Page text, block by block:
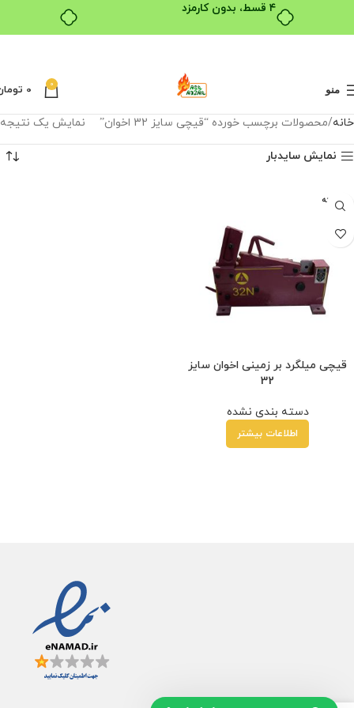
۴ قسط، بدون کارمزد
منو
0
0
خانه محصولات برچسب خورده “قیچی سایز 32 اخوان” نمایش یک نتیجه
نمایش سایدبار
فروخته
شده
قیچی میلگرد بر زمینی اخوان سایز
32
دسته بندی نشده
اطلاعات بیشتر